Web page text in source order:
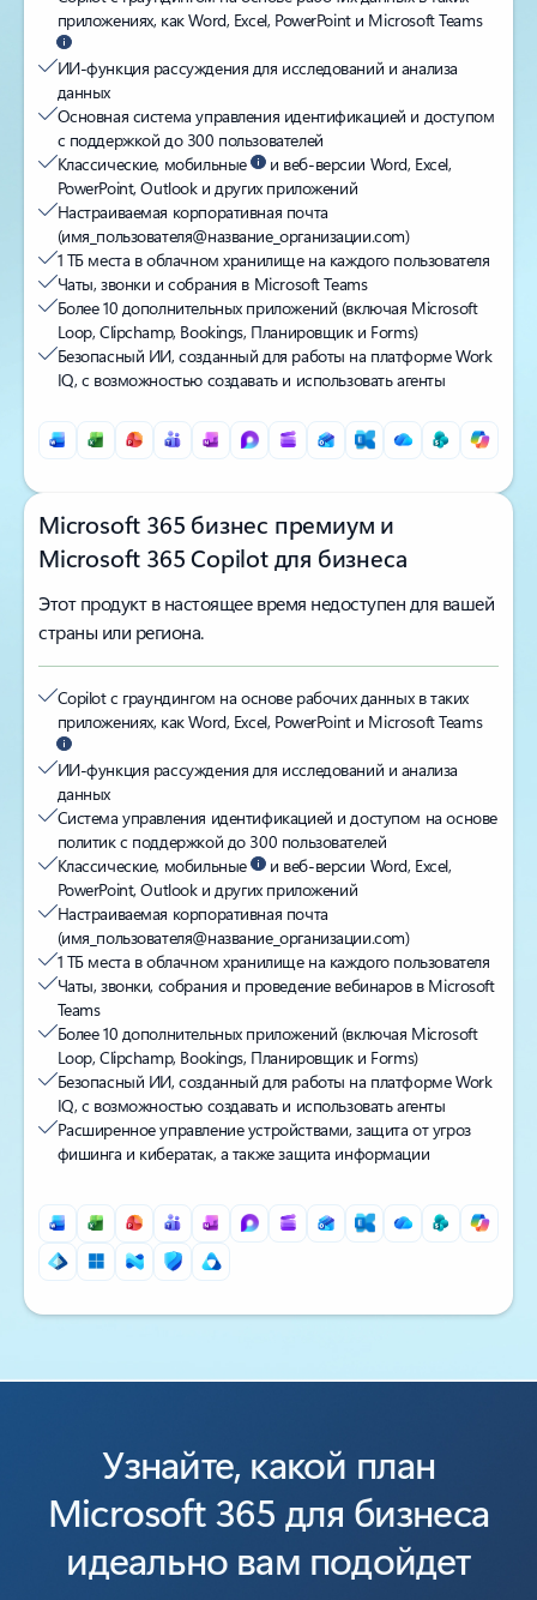
приложениях, как Word, Excel, PowerPoint и Microsoft Teams
ИИ-функция рассуждения для исследований и анализа
данных
Основная система управления идентификацией и доступом
с поддержкой до 300 пользователей
Классические, мобильные
и веб-версии Word, Excel,
PowerPoint, Outlook и других приложений
Настраиваемая корпоративная почта
(имя_пользователя@название_организации.com)
1 ТБ места в облачном хранилище на каждого пользователя
Чаты, звонки и собрания в Microsoft Teams
Более 10 дополнительных приложений (включая Microsoft
Loop, Clipchamp, Bookings, Планиров­щик и Forms)
Безопасный ИИ, созданный для работы на платформе Work
IQ, с возможностью создавать и использовать агенты
Microsoft 365 бизнес премиум и
Microsoft 365 Copilot для бизнеса
Этот продукт в настоящее время недоступен для вашей
страны или региона.
Copilot с граундингом на основе рабочих данных в таких
приложениях, как Word, Excel, PowerPoint и Microsoft Teams
ИИ-функция рассуждения для исследований и анализа
данных
Система управления идентификацией и доступом на основе
политик с поддержкой до 300 пользователей
Классические, мобильные
и веб-версии Word, Excel,
PowerPoint, Outlook и других приложений
Настраиваемая корпоративная почта
(имя_пользователя@название_организации.com)
1 ТБ места в облачном хранилище на каждого пользователя
Чаты, звонки, собрания и проведение вебинаров в Microsoft
Teams
Более 10 дополнительных приложений (включая Microsoft
Loop, Clipchamp, Bookings, Планиров­щик и Forms)
Безопасный ИИ, созданный для работы на платформе Work
IQ, с возможностью создавать и использовать агенты
Расширенное управление устройствами, защита от угроз
фишинга и кибератак, а также защита информации
Узнайте, какой план
Microsoft 365 для бизнеса
идеально вам подойдет